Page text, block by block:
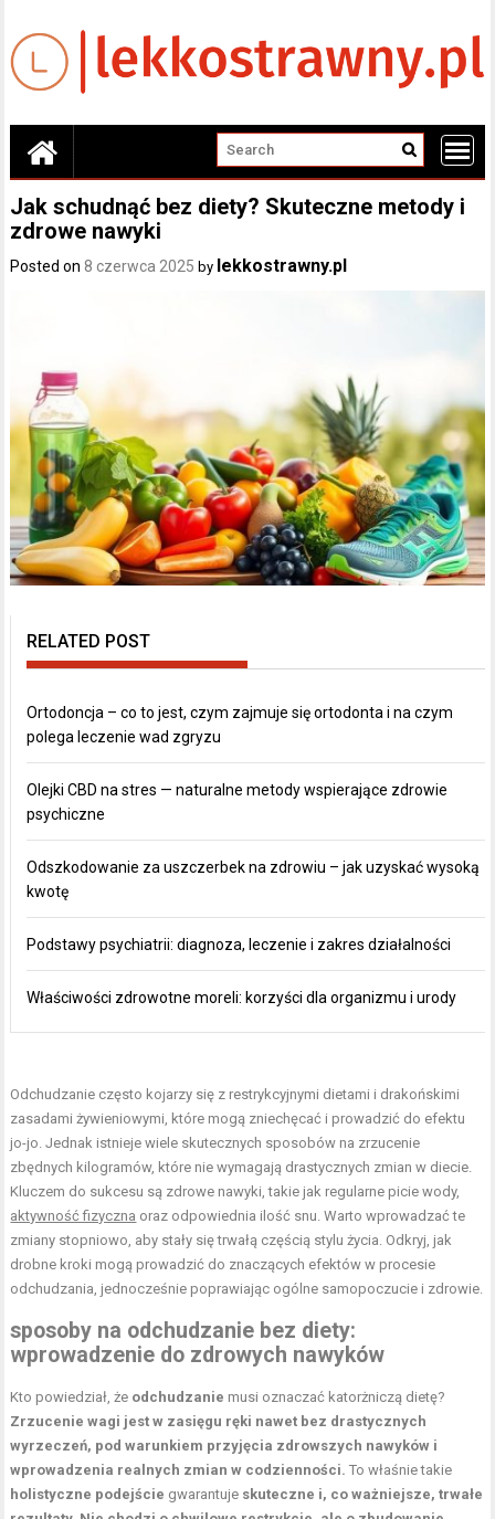
content
Jak schudnąć bez diety? Skuteczne metody i
zdrowe nawyki
Posted on 8 czerwca 2025 by lekkostrawny.pl
RELATED POST
Ortodoncja – co to jest, czym zajmuje się ortodonta i na czym
polega leczenie wad zgryzu
Olejki CBD na stres — naturalne metody wspierające zdrowie
psychiczne
Odszkodowanie za uszczerbek na zdrowiu – jak uzyskać wysoką
kwotę
Podstawy psychiatrii: diagnoza, leczenie i zakres działalności
Właściwości zdrowotne moreli: korzyści dla organizmu i urody
Odchudzanie często kojarzy się z restrykcyjnymi dietami i drakońskimi
zasadami żywieniowymi, które mogą zniechęcać i prowadzić do efektu
jo-jo. Jednak istnieje wiele skutecznych sposobów na zrzucenie
zbędnych kilogramów, które nie wymagają drastycznych zmian w diecie.
Kluczem do sukcesu są zdrowe nawyki, takie jak regularne picie wody,
aktywność fizyczna oraz odpowiednia ilość snu. Warto wprowadzać te
zmiany stopniowo, aby stały się trwałą częścią stylu życia. Odkryj, jak
drobne kroki mogą prowadzić do znaczących efektów w procesie
odchudzania, jednocześnie poprawiając ogólne samopoczucie i zdrowie.
sposoby na odchudzanie bez diety:
wprowadzenie do zdrowych nawyków
Kto powiedział, że odchudzanie musi oznaczać katorżniczą dietę?
Zrzucenie wagi jest w zasięgu ręki nawet bez drastycznych
wyrzeczeń, pod warunkiem przyjęcia zdrowszych nawyków i
wprowadzenia realnych zmian w codzienności. To właśnie takie
holistyczne podejście gwarantuje skuteczne i, co ważniejsze, trwałe